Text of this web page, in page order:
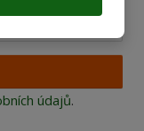
údajů.